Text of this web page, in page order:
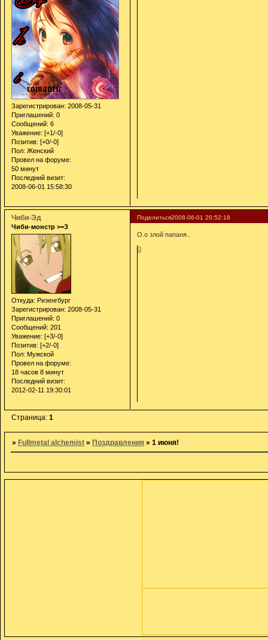
Зарегистрирован: 2008-05-31
Приглашений: 0
Сообщений: 6
Уважение: [+1/-0]
Позитив: [+0/-0]
Пол: Женский
Провел на форуме:
50 минут
Последний визит:
2008-06-01 15:58:30
Поделиться2008-06-01 20:52:18
Чиби-Эд
Чиби-монстр >=З
Откуда: Ризенгбург
Зарегистрирован: 2008-05-31
Приглашений: 0
Сообщений: 201
Уважение: [+3/-0]
Позитив: [+2/-0]
Пол: Мужской
Провел на форуме:
18 часов 8 минут
Последний визит:
2012-02-11 19:30:01
О.о злой папаня..
0
Страница:1
»Fullmetal alchemist »Поздравления »1 июня!